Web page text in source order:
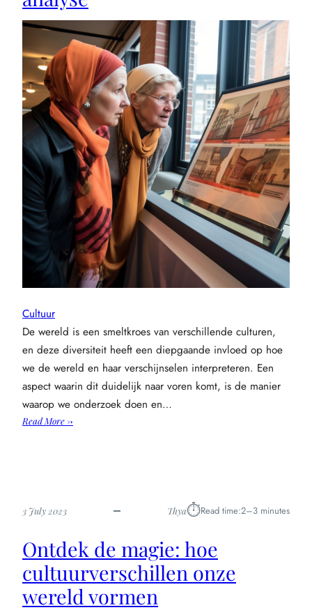
Cultuur
De wereld is een smeltkroes van verschillende culturen,
en deze diversiteit heeft een diepgaande invloed op hoe
we de wereld en haar verschijnselen interpreteren. Een
aspect waarin dit duidelijk naar voren komt, is de manier
waarop we onderzoek doen en…
Read More →:
onderzoeksmethoden
een
diepgaande
analyse
3 July 2023 Thya⏱︎Read time:2–3 minutes
Ontdek de magie: hoe
cultuurverschillen onze
wereld vormen